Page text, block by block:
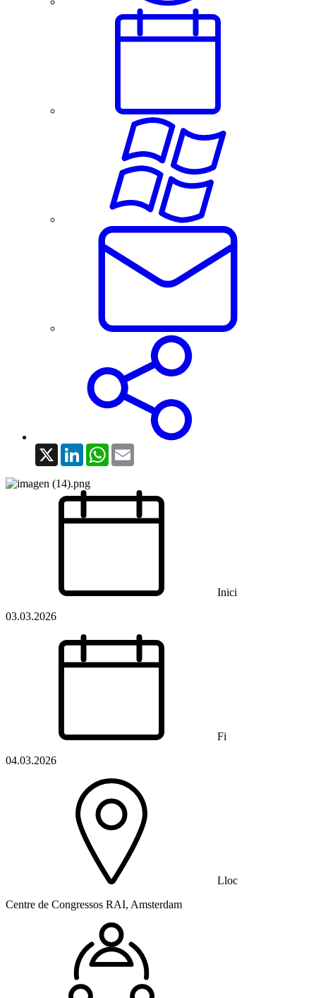
X LinkedInWhatsApp
Inici
03.03.2026
Fi
04.03.2026
Lloc
Centre de Congressos RAI, Amsterdam